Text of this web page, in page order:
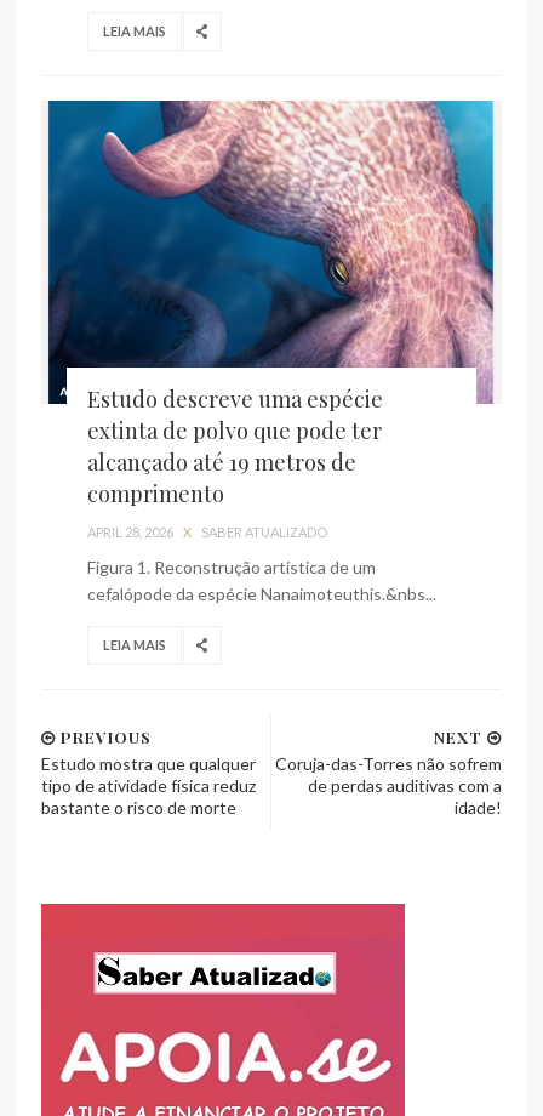
LEIA MAIS
Estudo descreve uma espécie
extinta de polvo que pode ter
alcançado até 19 metros de
comprimento
APRIL 28, 2026 X SABER ATUALIZADO
Figura 1. Reconstrução artística de um
cefalópode da espécie Nanaimoteuthis.&nbs...
LEIA MAIS
NEXT
Coruja-das-Torres não sofrem
de perdas auditivas com a
idade!
PREVIOUS
Estudo mostra que qualquer
tipo de atividade física reduz
bastante o risco de morte